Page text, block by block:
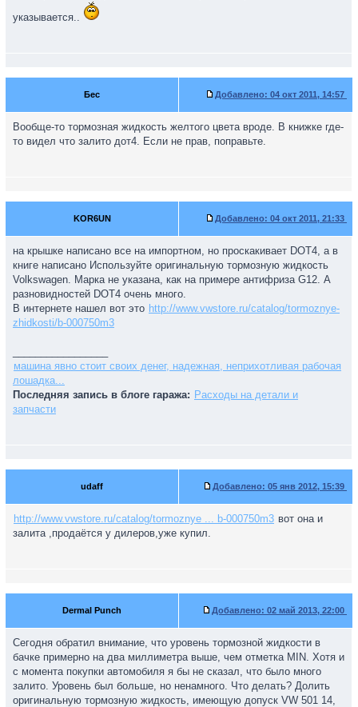
указывается..
Бес Добавлено: 04 окт 2011, 14:57
Вообще-то тормозная жидкость желтого цвета вроде. В книжке где-
то видел что залито дот4. Если не прав, поправьте.
KOR6UN Добавлено: 04 окт 2011, 21:33
на крышке написано все на импортном, но проскакивает DOT4, а в
книге написано Используйте оригинальную тормозную жидкость
Volkswagen. Марка не указана, как на примере антифриза G12. А
разновидностей DOT4 очень много.
В интернете нашел вот это http://www.vwstore.ru/catalog/tormoznye-
zhidkosti/b-000750m3
машина явно стоит своих денег, надежная, неприхотливая рабочая
лошадка...
Последняя запись в блоге гаража: Расходы на детали и
запчасти
udaff Добавлено: 05 янв 2012, 15:39
http://www.vwstore.ru/catalog/tormoznye ... b-000750m3 вот она и
залита ,продаётся у дилеров,уже купил.
Dermal Punch Добавлено: 02 май 2013, 22:00
Сегодня обратил внимание, что уровень тормозной жидкости в
бачке примерно на два миллиметра выше, чем отметка MIN. Хотя и
с момента покупки автомобиля я бы не сказал, что было много
залито. Уровень был больше, но ненамного. Что делать? Долить
оригинальную тормозную жидкость, имеющую допуск VW 501 14,